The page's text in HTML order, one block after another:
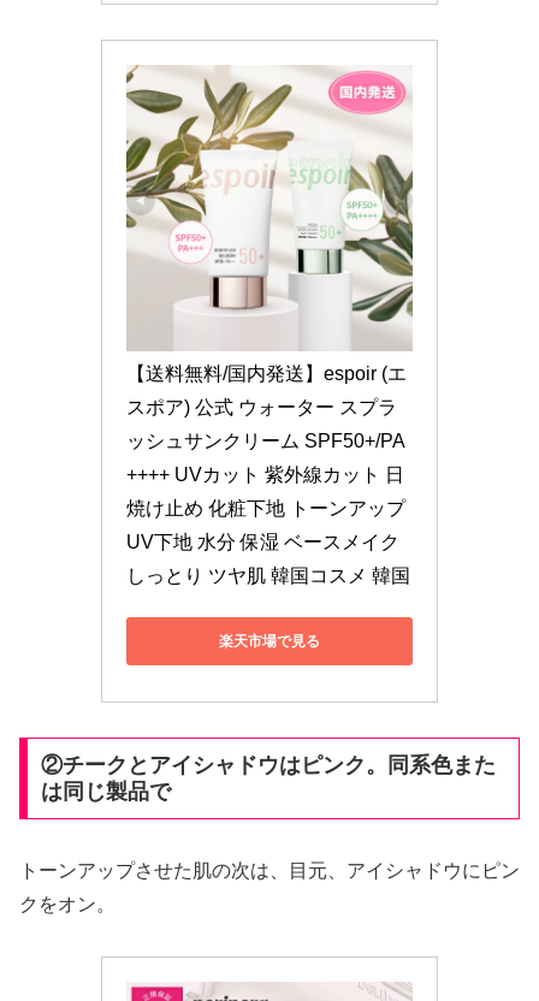
【送料無料/国内発送】espoir (エ
スポア) 公式 ウォーター スプラ
ッシュサンクリーム SPF50+/PA
++++ UVカット 紫外線カット 日
焼け止め 化粧下地 トーンアップ
UV下地 水分 保湿 ベースメイク
しっとり ツヤ肌 韓国コスメ 韓国
楽天市場で見る
②チークとアイシャドウはピンク。同系色また
は同じ製品で
トーンアップさせた肌の次は、目元、アイシャドウにピン
クをオン。